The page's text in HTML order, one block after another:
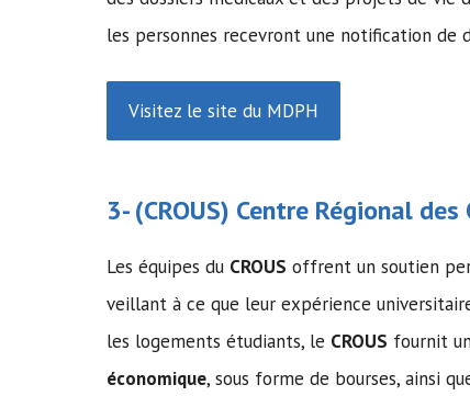
les personnes recevront une notification de
Visitez le site du MDPH
3- (CROUS) Centre Régional
Les équipes du CROUS offrent un soutien
veillant à ce que leur expérience
les logements étudiants, le CROUS fournit
économique, sous forme de bourses, ainsi